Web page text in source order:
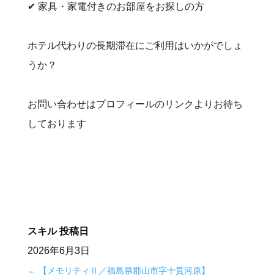
✔ 家具・家電付きのお部屋をお探しの方
ホテル代わりの長期滞在にご利用はいかがでしょ
うか？
お問い合わせはプロフィールのリンクよりお待ち
しております
スキル 投稿日
2026年6月3日
←
【メモリティⅡ／福島県郡山市字十貫河原】